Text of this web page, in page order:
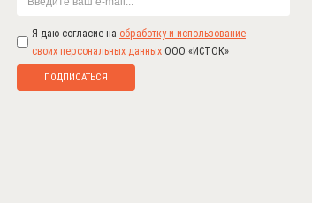
Я даю согласие на обработку и использование
своих персональных данных ООО «ИСТОК»
ПОДПИСАТЬСЯ